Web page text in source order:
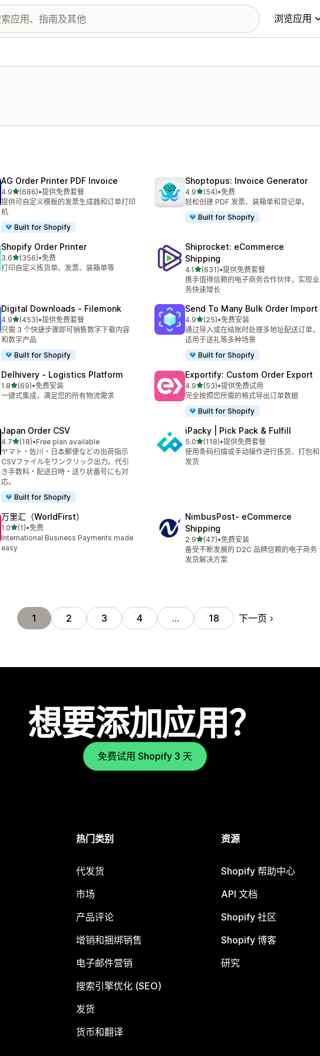
浏览应用
AG Order Printer PDF Invoice
4.9星（满分 5 星）
(686)
总共 686 条评论
•提供免费套餐
提供可自定义模板的发票生成器和订单打印
机
Built for Shopify
Shoptopus: Invoice Generator
4.9星（满分 5 星）
(54)
总共 54 条评论
•免费
轻松创建 PDF 发票、装箱单和贷记单。
Built for Shopify
Shopify Order Printer
3.6星（满分 5 星）
(356)
总共 356 条评论
•免费
打印自定义拣货单、发票、装箱单等
Shiprocket: eCommerce
Shipping
4.1星（满分 5 星）
(631)
总共 631 条评论
•提供免费套餐
携手值得信赖的电子商务合作伙伴，实现业
务快速增长
Digital Downloads ‑ Filemonk
4.9星（满分 5 星）
(453)
总共 453 条评论
•提供免费套餐
只需 3 个快捷步骤即可销售数字下载内容
和数字产品
Built for Shopify
Send To Many Bulk Order Import
4.9星（满分 5 星）
(25)
总共 25 条评论
•免费安装
通过导入或在结账时处理多地址配送订单，
适用于送礼等多种场景
Built for Shopify
Delhivery ‑ Logistics Platform
1.8星（满分 5 星）
(69)
总共 69 条评论
•免费安装
一键式集成，满足您的所有物流需求
Exportify: Custom Order Export
4.9星（满分 5 星）
(53)
总共 53 条评论
•提供免费试用
完全按照您所需的格式导出订单数据
Built for Shopify
Japan Order CSV
4.7星（满分 5 星）
(18)
总共 18 条评论
•Free plan available
ヤマト・佐川・日本郵便などの出荷指示
CSVファイルをワンクリック出力。代引
き手数料・配送日時・送り状番号にも対
応。
Built for Shopify
iPacky | Pick Pack & Fulfill
5.0星（满分 5 星）
(118)
总共 118 条评论
•提供免费套餐
使用条码扫描或手动操作进行拣货、打包和
发货
万里汇（WorldFirst）
1.0星（满分 5 星）
(1)
总共 1 条评论
•免费
International Business Payments made
easy
NimbusPost‑ eCommerce
Shipping
2.9星（满分 5 星）
(47)
总共 47 条评论
•免费安装
备受不断发展的 D2C 品牌信赖的电子商务
发货解决方案
1 2 3 4 … 18 下一页
想要添加应用？
免费试用 Shopify 3 天
热门类别
代发货
市场
产品评论
增销和捆绑销售
电子邮件营销
搜索引擎优化 (SEO)
发货
货币和翻译
资源
Shopify 帮助中心
API 文档
Shopify 社区
Shopify 博客
研究